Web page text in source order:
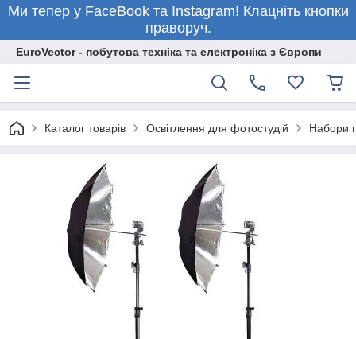
Ми тепер у FaceBook та Instagram! Клацніть кнопки
праворуч.
EuroVector - побутова техніка та електроніка з Європи
Каталог товарів Освітлення для фотостудій Набори